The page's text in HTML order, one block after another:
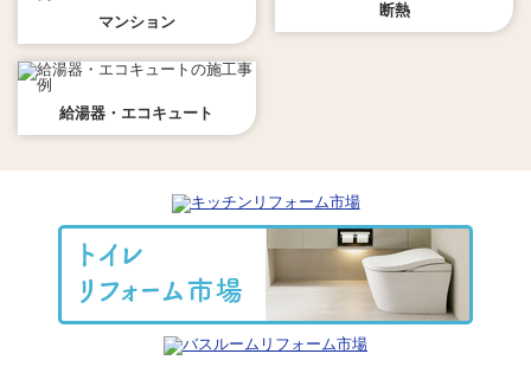
マンション
断熱
給湯器・エコキュート